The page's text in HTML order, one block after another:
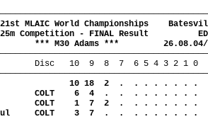
21st MLAIC World Championships
25m Competition - FINAL Result
*** M30 Adams ***
Disc 10 9 8 7 6 5 4 3 2 1 0
10 18 2 . . . . . . . .
COLT 6 4 . . . . . . . . .
COLT 1 7 2 . . . . . . . .
COLT 3 7 . . . . . . . . .